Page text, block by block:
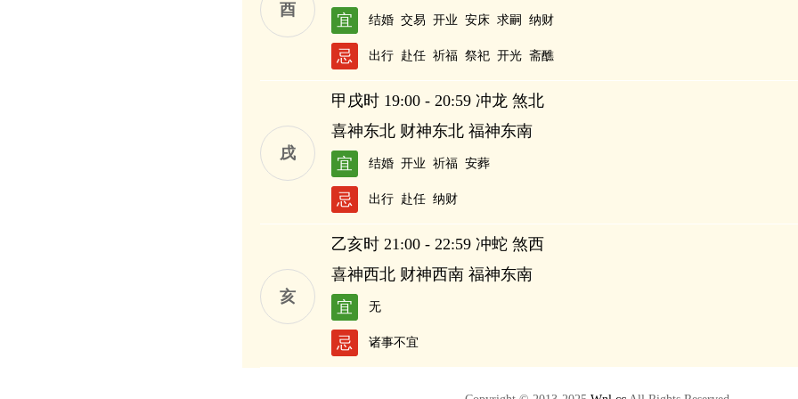
酉
宜
结婚 交易 开业 安床 求嗣 纳财
忌 出行 赴任 祈福 祭祀 开光 斋醮
戌
甲戌时 19:00 - 20:59 冲龙 煞北
喜神东北 财神东北 福神东南
宜
结婚 开业 祈福 安葬
忌 出行 赴任 纳财
亥
乙亥时 21:00 - 22:59 冲蛇 煞西
喜神西北 财神西南 福神东南
宜
无
忌 诸事不宜